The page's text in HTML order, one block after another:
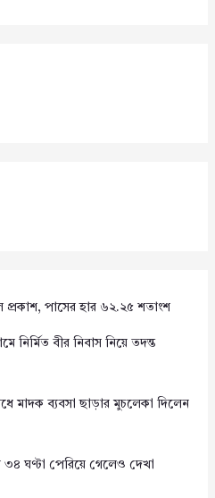
পাসের হার ৬২.২৫ শতাংশ
নির্মিত বীর নিবাস নিয়ে তদন্ত
মাদক ব্যবসা ছাড়ার মুচলেকা দিলেন
৩৪ ঘণ্টা পেরিয়ে গেলেও দেখা